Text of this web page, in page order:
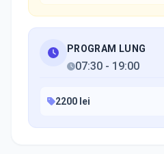
PROGRAM LUNG
07:30 - 19:00
2200 lei